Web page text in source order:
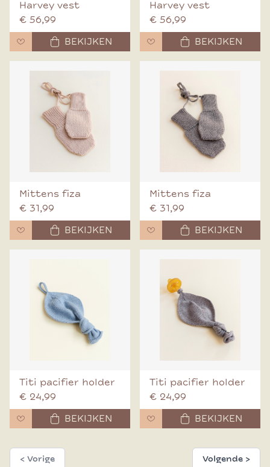
Harvey vest
€ 56,99
BEKIJKEN
Harvey vest
€ 56,99
BEKIJKEN
Mittens fiza
€ 31,99
BEKIJKEN
Mittens fiza
€ 31,99
BEKIJKEN
Titi pacifier holder
€ 24,99
BEKIJKEN
Titi pacifier holder
€ 24,99
BEKIJKEN
< Vorige Volgende >